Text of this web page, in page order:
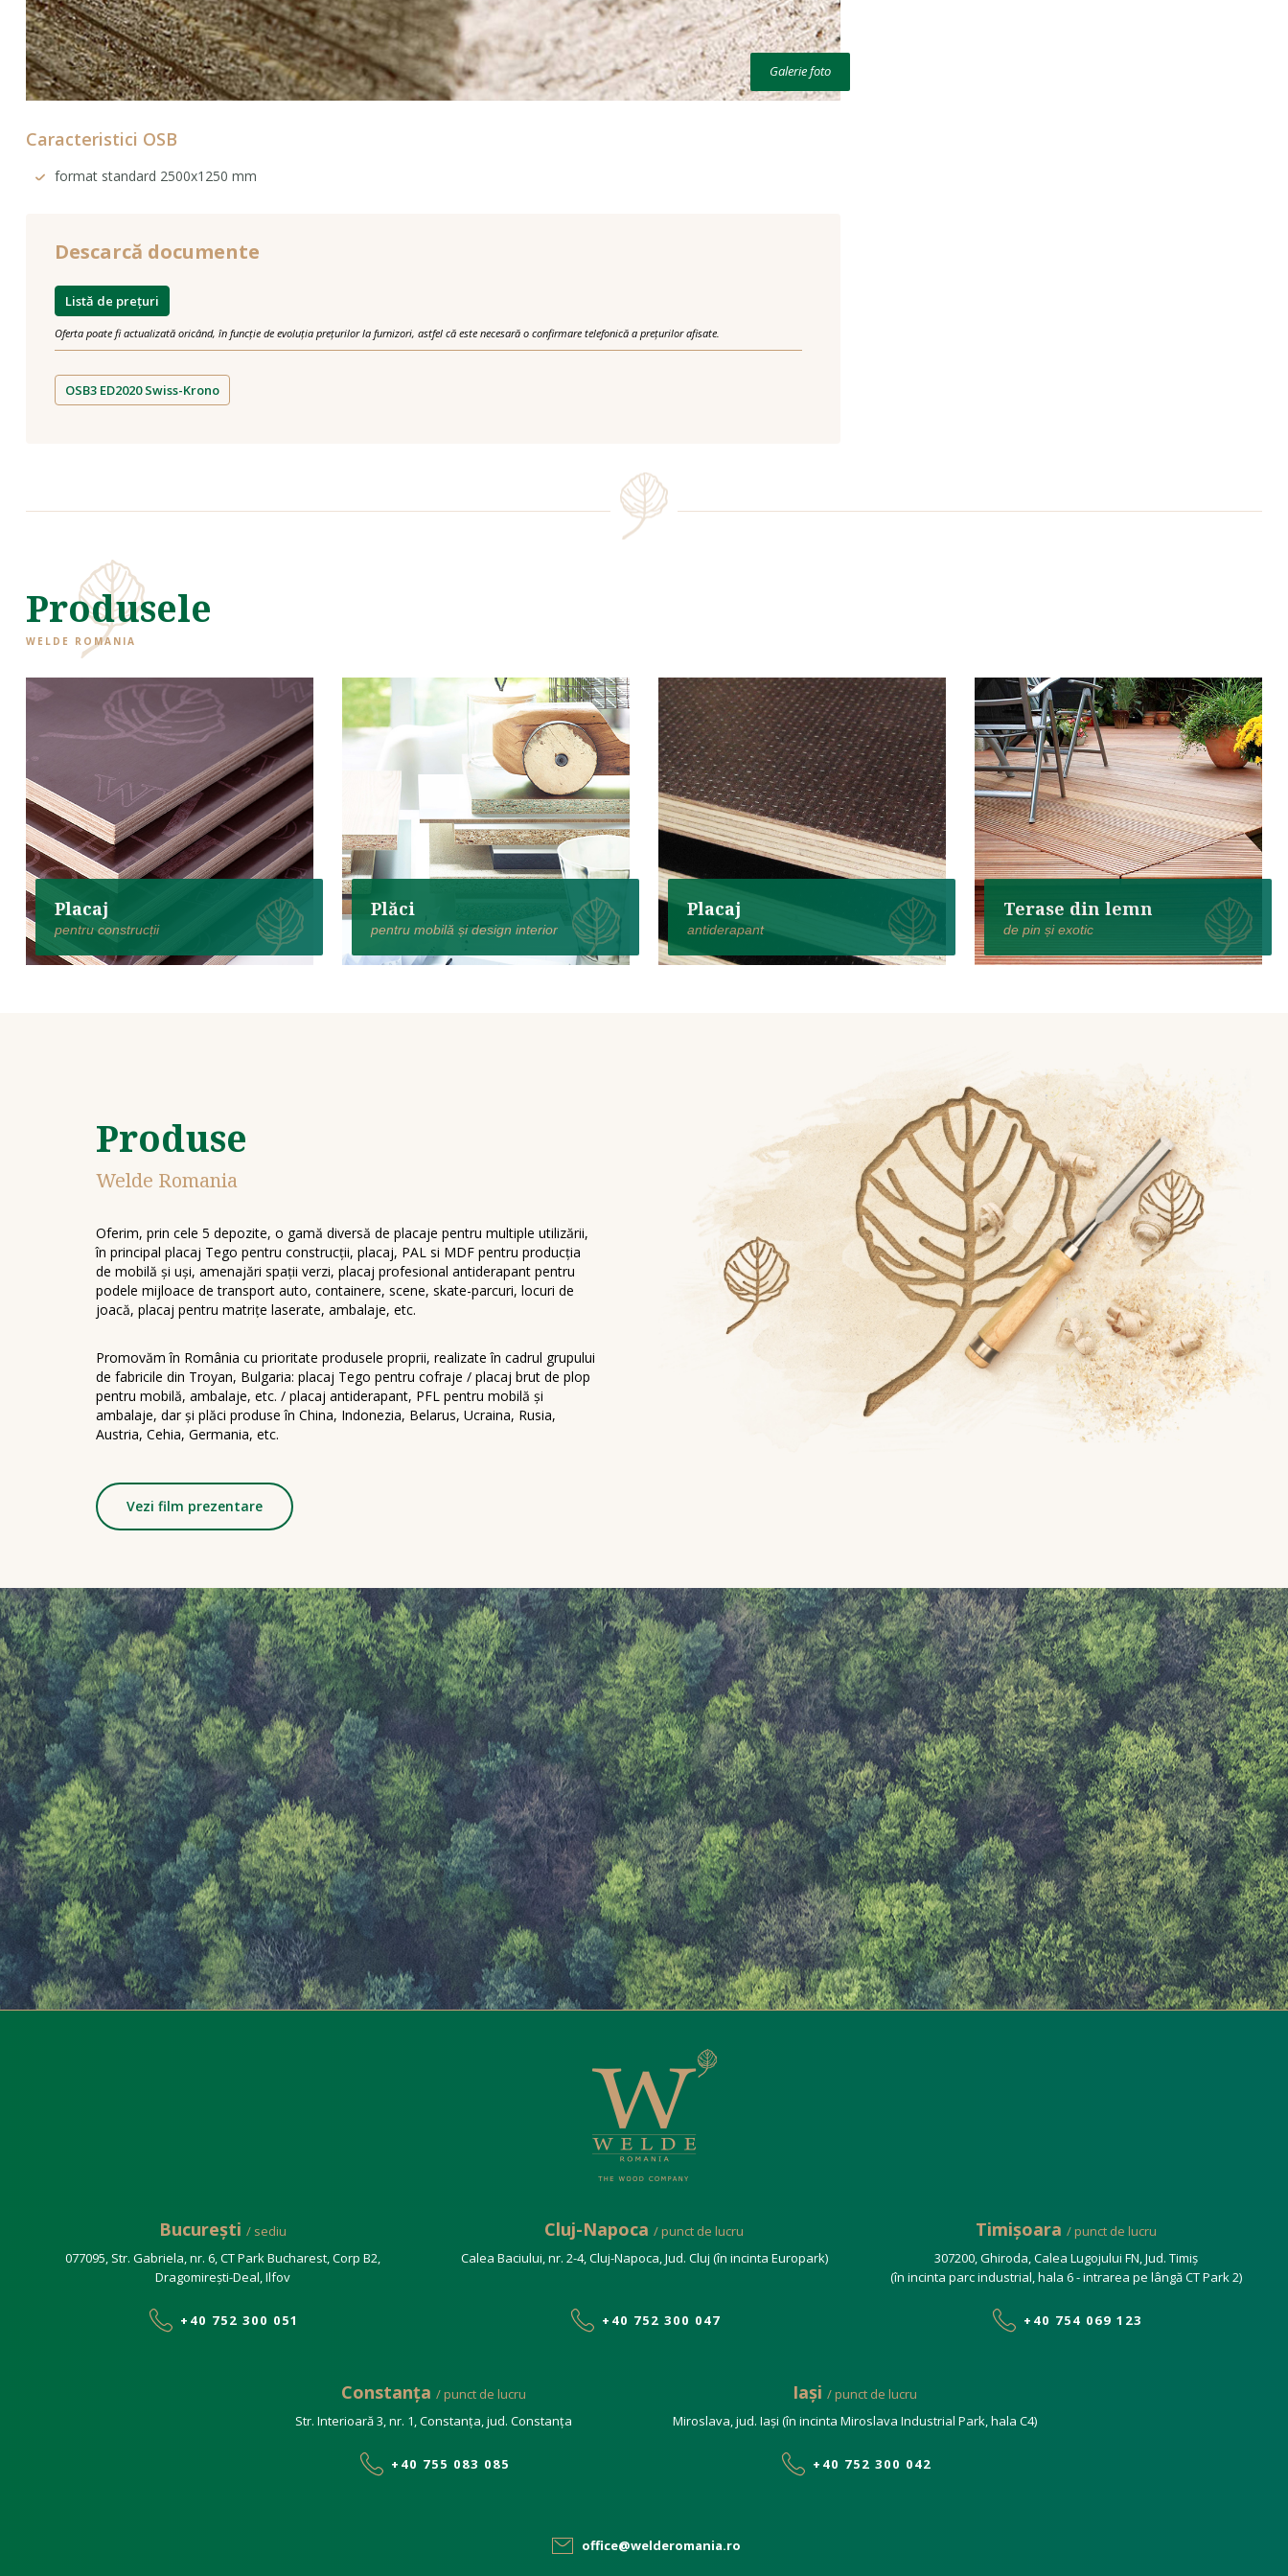
Galerie foto
Caracteristici OSB
format standard 2500x1250 mm
Descarcă documente
Listă de prețuri
OSB3 ED2020 Swiss-Krono
Produsele
WELDE ROMANIA
Placaj
pentru construcții
Plăci
pentru mobilă și design interior
Placaj
antiderapant
Terase din lemn
de pin și exotic
Produse
Welde Romania
Oferim, prin cele 5 depozite, o gamă diversă de placaje pentru multiple utilizării,
în principal placaj Tego pentru construcții, placaj, PAL si MDF pentru producția
de mobilă și uși, amenajări spații verzi, placaj profesional antiderapant pentru
podele mijloace de transport auto, containere, scene, skate-parcuri, locuri de
joacă, placaj pentru matrițe laserate, ambalaje, etc.
Promovăm în România cu prioritate produsele proprii, realizate în cadrul grupului
de fabricile din Troyan, Bulgaria: placaj Tego pentru cofraje / placaj brut de plop
pentru mobilă, ambalaje, etc. / placaj antiderapant, PFL pentru mobilă și
ambalaje, dar și plăci produse în China, Indonezia, Belarus, Ucraina, Rusia,
Austria, Cehia, Germania, etc.
Vezi film prezentare
București / sediu
077095, Str. Gabriela, nr. 6, CT Park Bucharest, Corp B2,
Dragomirești-Deal, Ilfov
+40 752 300 051
Cluj-Napoca / punct de lucru
Calea Baciului, nr. 2-4, Cluj-Napoca, Jud. Cluj (în incinta Europark)
+40 752 300 047
Timișoara / punct de lucru
307200, Ghiroda, Calea Lugojului FN, Jud. Timiș
(în incinta parc industrial, hala 6 - intrarea pe lângă CT Park 2)
+40 754 069 123
Constanța / punct de lucru
Str. Interioară 3, nr. 1, Constanța, jud. Constanța
+40 755 083 085
Iași / punct de lucru
Miroslava, jud. Iași (în incinta Miroslava Industrial Park, hala C4)
+40 752 300 042
office@welderomania.ro